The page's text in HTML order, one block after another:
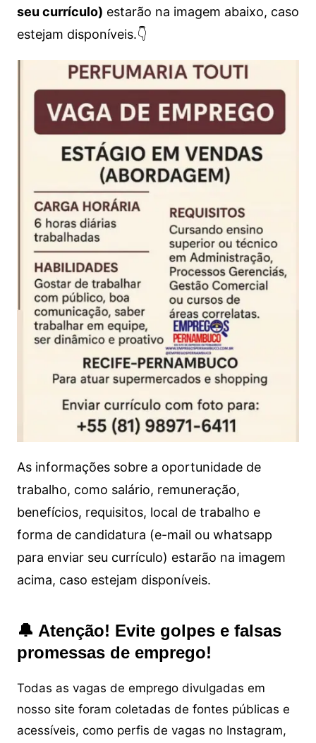
seu currículo) estarão na imagem abaixo, caso
estejam disponíveis.👇
As informações sobre a oportunidade de
trabalho, como salário, remuneração,
benefícios, requisitos, local de trabalho e
forma de candidatura (e-mail ou whatsapp
para enviar seu currículo) estarão na imagem
acima, caso estejam disponíveis.
🔔 Atenção! Evite golpes e falsas
promessas de emprego!
Todas as vagas de emprego divulgadas em
nosso site foram coletadas de fontes públicas e
acessíveis, como perfis de vagas no Instagram,